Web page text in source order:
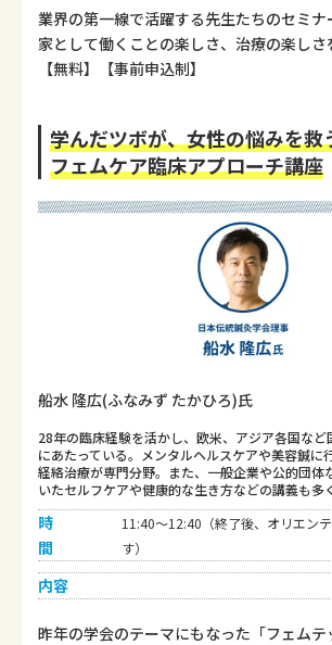
業界の第一線で活躍する先生たちのセミ
家として働くことの楽しさ、治療の楽しさ
【無料】【事前申込制】
学んだツボが、女性の悩みを救
フェムケア臨床アプローチ講座
船水 隆広(ふなみず たかひろ)氏
28年の臨床経験を活かし、欧米、アジア各国な
にあたっている。メンタルヘルスケアや美容鍼に
経絡治療が専門分野。また、一般企業や公的団体
いたセルフケアや健康的な生き方などの講義も多
時
間
11:40〜12:40（終了後、オリエン
す）
内容
昨年の学会のテーマにもなった「フェム